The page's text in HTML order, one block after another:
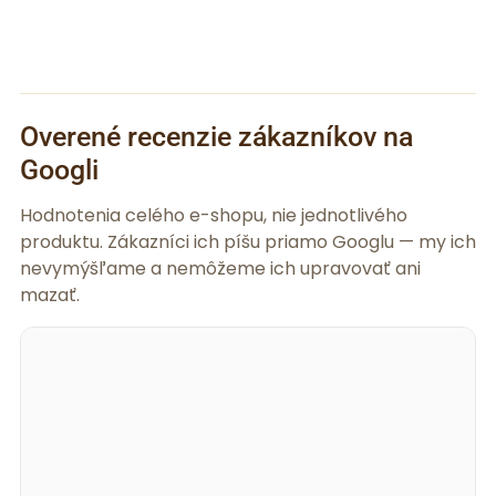
Overené recenzie zákazníkov na
Googli
Hodnotenia celého e-shopu, nie jednotlivého
produktu. Zákazníci ich píšu priamo Googlu — my ich
nevymýšľame a nemôžeme ich upravovať ani
mazať.